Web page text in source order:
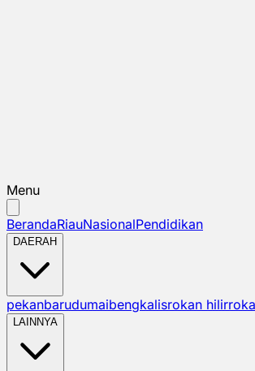
Menu
BerandaRiauNasionalPendidikan
DAERAH
pekanbarudumaibengkalisrokan hilir
LAINNYA